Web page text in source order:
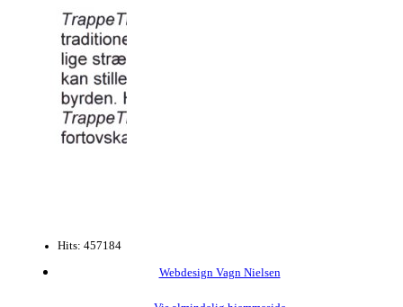
Hits: 457184
Webdesign Vagn Nielsen